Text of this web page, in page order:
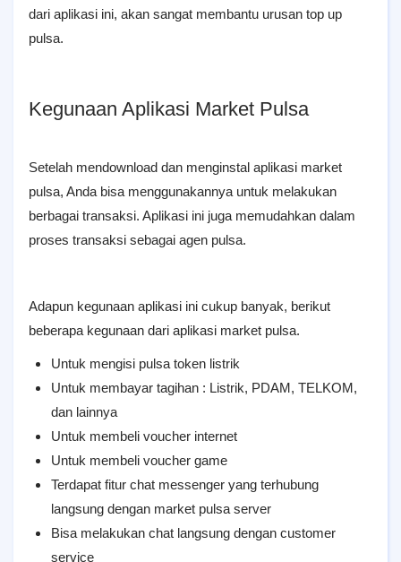
dari aplikasi ini, akan sangat membantu urusan top up
pulsa.
Kegunaan Aplikasi Market Pulsa
Setelah mendownload dan menginstal aplikasi market
pulsa, Anda bisa menggunakannya untuk melakukan
berbagai transaksi. Aplikasi ini juga memudahkan dalam
proses transaksi sebagai agen pulsa.
Adapun kegunaan aplikasi ini cukup banyak, berikut
beberapa kegunaan dari aplikasi market pulsa.
Untuk mengisi pulsa token listrik
Untuk membayar tagihan : Listrik, PDAM, TELKOM,
dan lainnya
Untuk membeli voucher internet
Untuk membeli voucher game
Terdapat fitur chat messenger yang terhubung
langsung dengan market pulsa server
Bisa melakukan chat langsung dengan customer
service